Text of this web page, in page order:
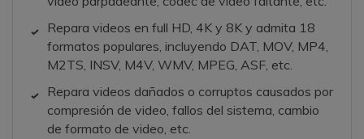
Repara videos en full HD, 4K y 8K y admita 18
formatos populares, incluyendo DAT, MOV, MP4,
M2TS, INSV, M4V, WMV, MPEG, ASF, etc.
Repara videos dañados o corruptos causados por
compresión de video, fallos del sistema, cambio
de formato de video, etc.